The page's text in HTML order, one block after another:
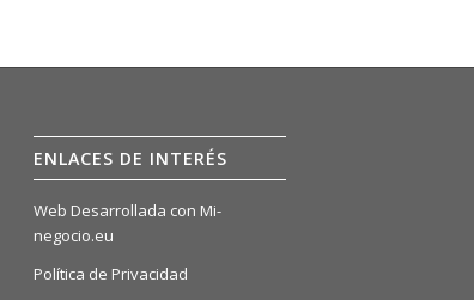
ENLACES DE INTERÉS
Web Desarrollada con Mi-
negocio.eu
Política de Privacidad